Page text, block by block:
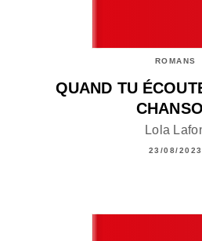
ROMANS
QUAND TU
Lola
23/08/2023